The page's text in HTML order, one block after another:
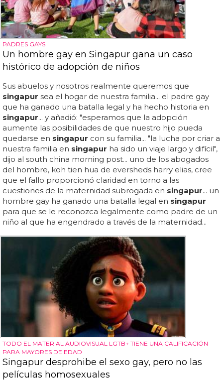
PADRES GAYS
Un hombre gay en Singapur gana un caso
histórico de adopción de niños
Sus abuelos y nosotros realmente queremos que
singapur sea el hogar de nuestra familia... el padre gay
que ha ganado una batalla legal y ha hecho historia en
singapur... y añadió: "esperamos que la adopción
aumente las posibilidades de que nuestro hijo pueda
quedarse en singapur con su familia... "la lucha por criar a
nuestra familia en singapur ha sido un viaje largo y difícil",
dijo al south china morning post... uno de los abogados
del hombre, koh tien hua de eversheds harry elias, cree
que el fallo proporcionó claridad en torno a las
cuestiones de la maternidad subrogada en singapur... un
hombre gay ha ganado una batalla legal en singapur
para que se le reconozca legalmente como padre de un
niño al que ha engendrado a través de la maternidad...
TODO EL MATERIAL AUDIOVISUAL LGTB+ TIENE UNA CALIFICACIÓN
PARA MAYORES DE EDAD
Singapur desprohibe el sexo gay, pero no las
películas homosexuales